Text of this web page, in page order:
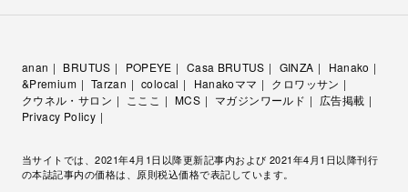
anan BRUTUS POPEYE Casa BRUTUS GINZA
Hanako
&Premium
Tarzan colocal Hanakoママ
クロワッサン
クウネル・サロン
こここ MCS マガジンワールド
広告掲載
Privacy Policy
当サイトでは、2021年4月1日以降更新記事内および 2021年4月1日以降刊行
の本誌記事内の価格は、原則税込価格で表記しています。